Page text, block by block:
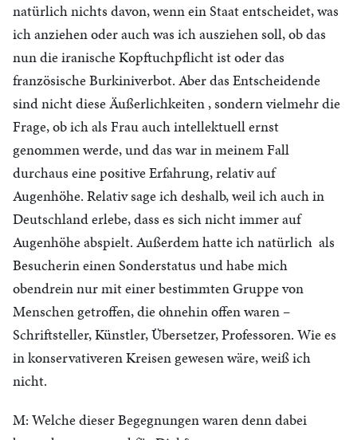
natürlich nichts davon, wenn ein Staat entscheidet, was
ich anziehen oder auch was ich ausziehen soll, ob das
nun die iranische Kopftuchpflicht ist oder das
französische Burkiniverbot. Aber das Entscheidende
sind nicht diese Äußerlichkeiten , sondern vielmehr die
Frage, ob ich als Frau auch intellektuell ernst
genommen werde, und das war in meinem Fall
durchaus eine positive Erfahrung, relativ auf
Augenhöhe. Relativ sage ich deshalb, weil ich auch in
Deutschland erlebe, dass es sich nicht immer auf
Augenhöhe abspielt. Außerdem hatte ich natürlich als
Besucherin einen Sonderstatus und habe mich
obendrein nur mit einer bestimmten Gruppe von
Menschen getroffen, die ohnehin offen waren –
Schriftsteller, Künstler, Übersetzer, Professoren. Wie es
in konservativeren Kreisen gewesen wäre, weiß ich
nicht.
M: Welche dieser Begegnungen waren denn dabei